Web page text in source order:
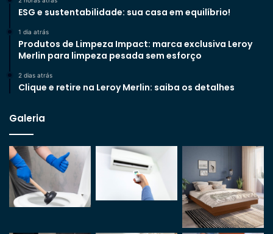
ESG e sustentabilidade: sua casa em equilíbrio!
1 dia atrás
Produtos de Limpeza Impact: marca exclusiva Leroy
Merlin para limpeza pesada sem esforço
2 dias atrás
Clique e retire na Leroy Merlin: saiba os detalhes
Galeria